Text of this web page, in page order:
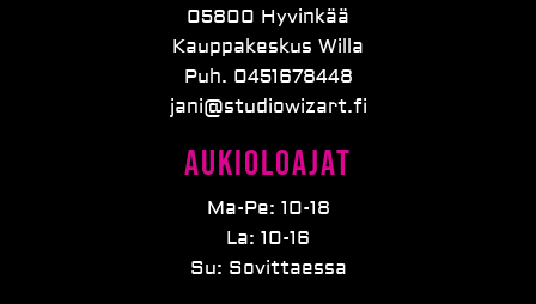
05800 Hyvinkää
Kauppakeskus Willa
Puh. 0451678448
jani@studiowizart.fi
Aukioloajat
Ma-Pe: 10-18
La: 10-16
Su: Sovittaessa